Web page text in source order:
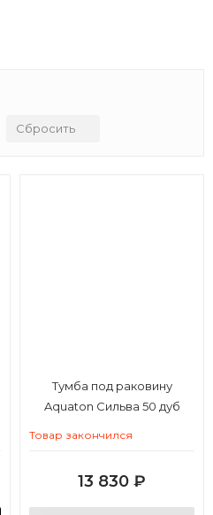
Сбросить
Тумба под раковину
Aquaton Сильва 50 дуб
Товар закончился
13 830 ₽